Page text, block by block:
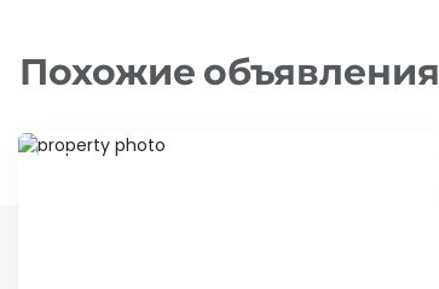
Похожие объявления
ID 79625